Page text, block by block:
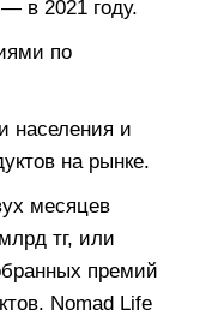
в 2021 году.
по
населения и
на рынке.
месяцев
тг, или
премий
Nomad Life